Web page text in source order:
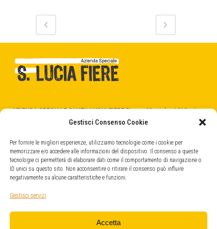
Gestisci Consenso Cookie
Per fornire le migliori esperienze, utilizziamo tecnologie come i cookie per
memorizzare e/o accedere alle informazioni del dispositivo. Il consenso a queste
tecnologie ci permetterà di elaborare dati come il comportamento di navigazione o
ID unici su questo sito. Non acconsentire o ritirare il consenso può influire
negativamente su alcune caratteristiche e funzioni.
Gestisci servizi
Accetta
AZIENDA SPECIALE SANTA LUCIA FIEREPiazza 28 ottobre 1918 n.1
31025 Santa Lucia di Piave (TV)
cod. SDI -5RUO82D
QUARTIERE FIERISTICO
Strada Provinciale, 45
31025 Santa Lucia di Piave (TV)
santaluciafiere@legalmail.it